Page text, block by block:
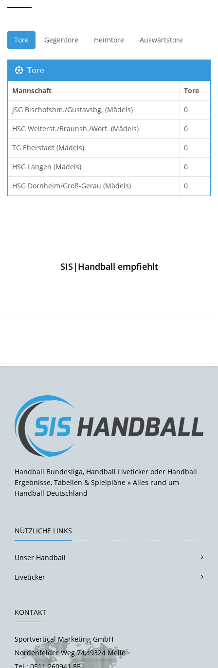
Tore Gegentore Heimtore Auswärtstore
Tore
Mannschaft Tore
JSG Bischofshm./Gustavsbg. (Mädels) 0
HSG Weiterst./Braunsh./Worf. (Mädels) 0
TG Eberstadt (Mädels) 0
HSG Langen (Mädels) 0
HSG Dornheim/Groß-Gerau (Mädels) 0
SIS|Handball empfiehlt
Handball Bundesliga, Handball Liveticker oder Handball
Ergebnisse, Tabellen & Spielpläne » Alles rund um
Handball Deutschland
NÜTZLICHE LINKS
Unser Handball
Liveticker
KONTAKT
Sportvertical Marketing GmbH
Nordenfelder Weg 74,49324 Melle
Tel.: 0511 260941 55